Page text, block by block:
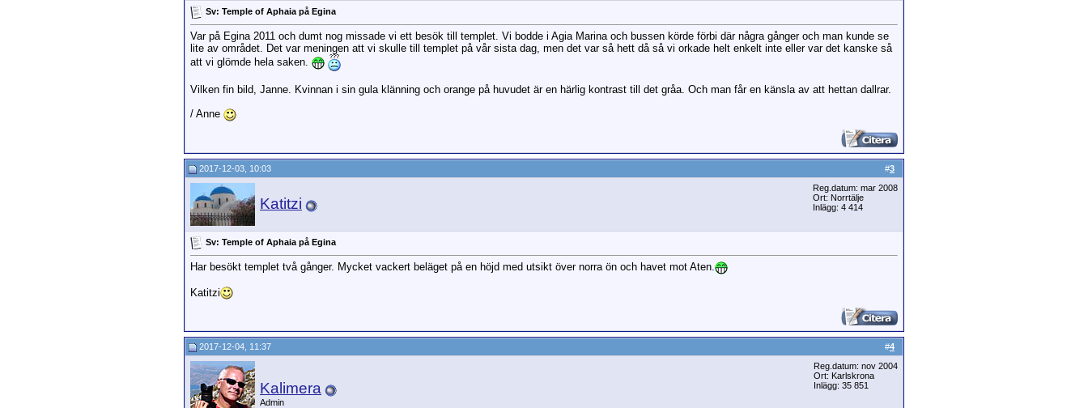
Sv: Temple of Aphaia på Egina
Var på Egina 2011 och dumt nog missade vi ett besök till templet. Vi bodde i Agia Marina och bussen körde förbi där några gånger och man kunde se
lite av området. Det var meningen att vi skulle till templet på vår sista dag, men det var så hett då så vi orkade helt enkelt inte eller var det kanske så
att vi glömde hela saken.
Vilken fin bild, Janne. Kvinnan i sin gula klänning och orange på huvudet är en härlig kontrast till det gråa. Och man får en känsla av att hettan dallrar.
/ Anne
#3
2017-12-03, 10:03
Katitzi
Reg.datum: mar 2008
Ort: Norrtälje
Inlägg: 4 414
Sv: Temple of Aphaia på Egina
Har besökt templet två gånger. Mycket vackert beläget på en höjd med utsikt över norra ön och havet mot Aten.
Katitzi
#4
2017-12-04, 11:37
Kalimera
Admin
Reg.datum: nov 2004
Ort: Karlskrona
Inlägg: 35 851